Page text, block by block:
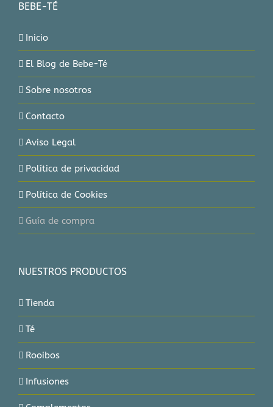
BEBE-TÉ
Inicio
El Blog de Bebe-Té
Sobre nosotros
Contacto
Aviso Legal
Política de privacidad
Política de Cookies
Guía de compra
NUESTROS PRODUCTOS
Tienda
Té
Rooibos
Infusiones